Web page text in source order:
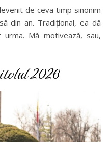
din an. Tradițional, ea dă
Mă motivează, sau,
2026